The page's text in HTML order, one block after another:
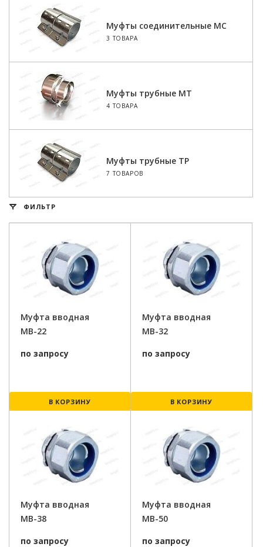
Муфты соединительные МС
3 ТОВАРА
Муфты трубные МТ
4 ТОВАРА
Муфты трубные ТР
7 ТОВАРОВ
ФИЛЬТР
Муфта вводная
МВ-22
по запросу
В КОРЗИНУ
Муфта вводная
МВ-32
по запросу
В КОРЗИНУ
Муфта вводная
МВ-38
по запросу
Муфта вводная
МВ-50
по запросу